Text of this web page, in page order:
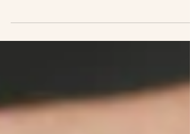
peut vous accompagner
La sophrologie aide à vivre grossesse, accouchement